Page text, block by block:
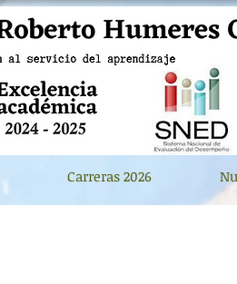
Carreras 2026